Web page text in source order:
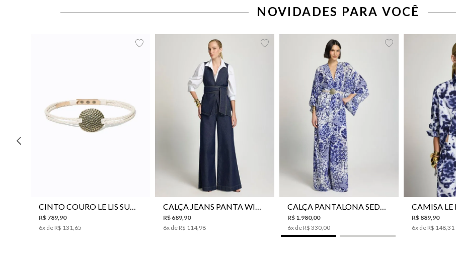
NOVIDADES PARA VOCÊ
CINTO COURO LE LIS SUKI FEMININO
R$ 789,90
6x de R$ 131,65
34 36 40 44
CALÇA JEANS PANTA WIDE LE LIS ISIS FEMININA
R$ 689,90
6x de R$ 114,98
34 36 38 40
CALÇA PANTALONA SEDA LE LIS AKARI FEMININA
R$ 1.980,00
6x de R$ 330,00
36 38
R$ 889,90
6x de R$ 148,31